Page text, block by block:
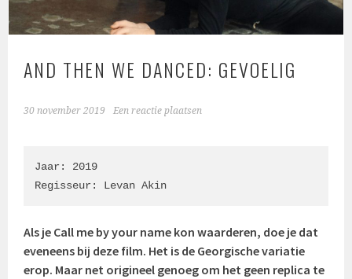
AND THEN WE DANCED: GEVOELIG
30 november 2019 Een reactie plaatsen
Jaar: 2019
Regisseur: Levan Akin
Als je Call me by your name kon waarderen, doe je dat
eveneens bij deze film. Het is de Georgische variatie
erop. Maar net origineel genoeg om het geen replica te